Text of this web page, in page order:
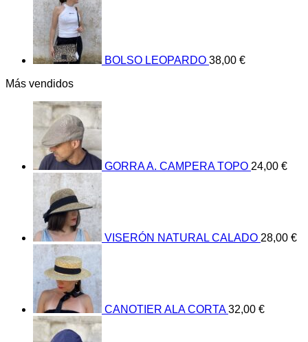
BOLSO LEOPARDO 38,00 €
Más vendidos
GORRA A. CAMPERA TOPO 24,00 €
VISERÓN NATURAL CALADO 28,00 €
CANOTIER ALA CORTA 32,00 €